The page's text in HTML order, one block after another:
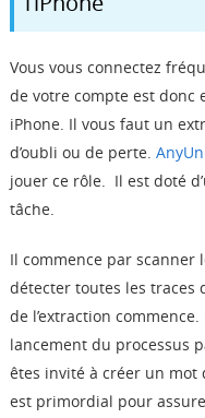
Vous vous connectez
de votre compte est
iPhone. Il vous faut un
d’oubli ou de perte.
jouer ce rôle. Il est doté
tâche.
Il commence par scanner
détecter toutes les traces
de l’extraction
lancement du processus
êtes invité à créer un mot
est primordial pour